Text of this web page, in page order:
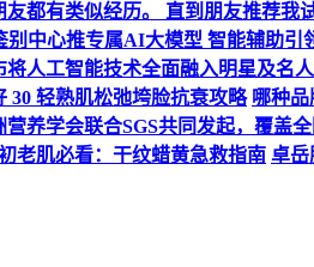
都有类似经历。 直到朋友推荐我
别中心推专属AI大模型 智能辅助引
将人工智能技术全面融入明星及名
30 轻熟肌松弛垮脸抗衰攻略 哪种
养学会联合SGS共同发起，覆盖
老肌必看：干纹蜡黄急救指南 卓岳